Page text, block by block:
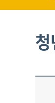
청